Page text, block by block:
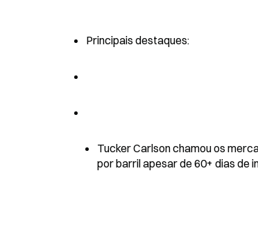
Principais destaques:
Tucker Carlson chamou os
por barril apesar de 60+ dias de